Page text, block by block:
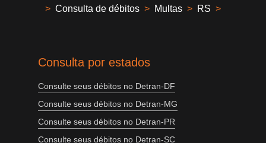
> Consulta de débitos > Multas > RS >
Consulta por estados
Consulte seus débitos no Detran-DF
Consulte seus débitos no Detran-MG
Consulte seus débitos no Detran-PR
Consulte seus débitos no Detran-SC